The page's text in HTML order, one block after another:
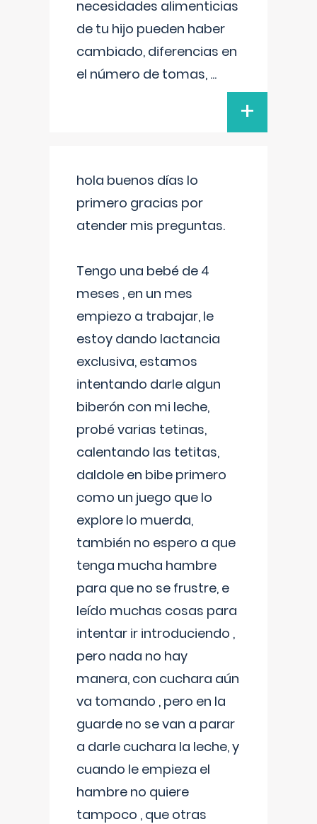
necesidades alimenticias
de tu hijo pueden haber
cambiado, diferencias en
el número de tomas, ...
+
hola buenos días lo
primero gracias por
atender mis preguntas.
Tengo una bebé de 4
meses , en un mes
empiezo a trabajar, le
estoy dando lactancia
exclusiva, estamos
intentando darle algun
biberón con mi leche,
probé varias tetinas,
calentando las tetitas,
daldole en bibe primero
como un juego que lo
explore lo muerda,
también no espero a que
tenga mucha hambre
para que no se frustre, e
leído muchas cosas para
intentar ir introduciendo ,
pero nada no hay
manera, con cuchara aún
va tomando , pero en la
guarde no se van a parar
a darle cuchara la leche, y
cuando le empieza el
hambre no quiere
tampoco , que otras